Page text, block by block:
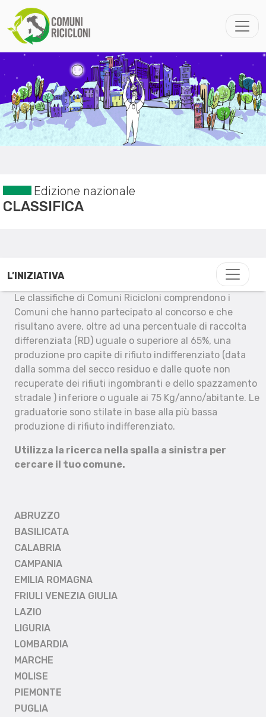
Edizione nazionale
CLASSIFICA
L’INIZIATIVA
Le classifiche di Comuni Ricicloni comprendono i
Comuni che hanno partecipato al concorso e che
risultano avere, oltre ad una percentuale di raccolta
differenziata (RD) uguale o superiore al 65%, una
produzione pro capite di rifiuto indifferenziato (data
dalla somma del secco residuo e dalle quote non
recuperate dei rifiuti ingombranti e dello spazzamento
stradale ) inferiore o uguale ai 75 Kg/anno/abitante. Le
graduatorie sono stilate in base alla più bassa
produzione di rifiuto indifferenziato.
Utilizza la ricerca nella spalla a sinistra per
cercare il tuo comune.
ABRUZZO
BASILICATA
CALABRIA
CAMPANIA
EMILIA ROMAGNA
FRIULI VENEZIA GIULIA
LAZIO
LIGURIA
LOMBARDIA
MARCHE
MOLISE
PIEMONTE
PUGLIA